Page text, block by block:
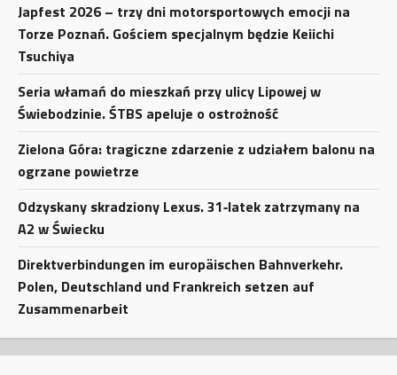
Japfest 2026 – trzy dni motorsportowych emocji na
Torze Poznań. Gościem specjalnym będzie Keiichi
Tsuchiya
Seria włamań do mieszkań przy ulicy Lipowej w
Świebodzinie. ŚTBS apeluje o ostrożność
Zielona Góra: tragiczne zdarzenie z udziałem balonu na
ogrzane powietrze
Odzyskany skradziony Lexus. 31‑latek zatrzymany na
A2 w Świecku
Direktverbindungen im europäischen Bahnverkehr.
Polen, Deutschland und Frankreich setzen auf
Zusammenarbeit